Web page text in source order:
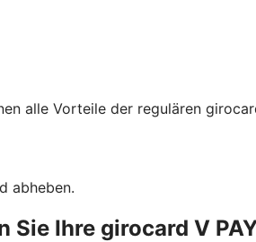
alle Vorteile der regulären
abheben.
Sie Ihre girocard V